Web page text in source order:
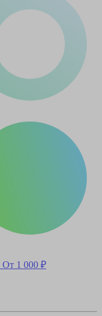
От 1 000 ₽